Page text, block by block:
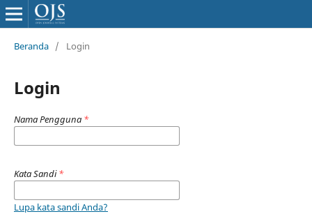
Beranda / Login
Login
Nama Pengguna *
Kata Sandi*
Lupa kata sandi Anda?